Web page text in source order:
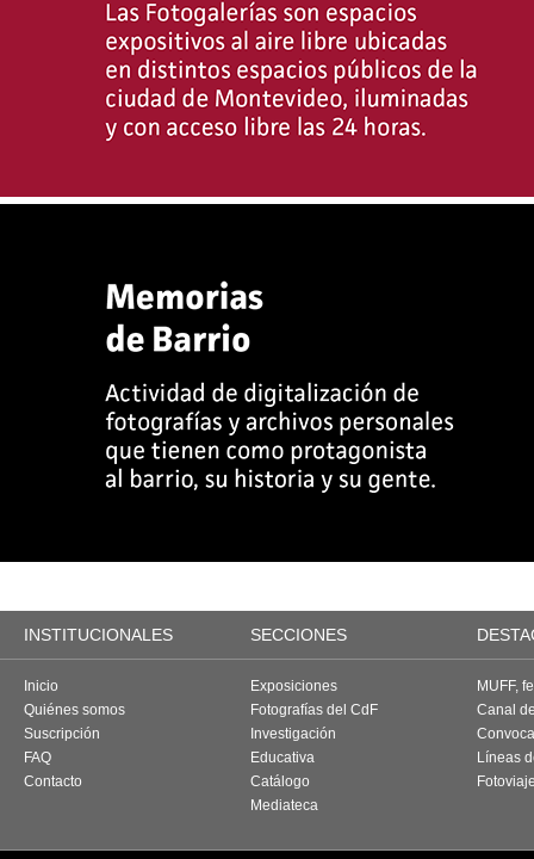
INSTITUCIONALES SECCIONES
Inicio
Quiénes somos
Suscripción
FAQ
Contacto
Exposiciones
Fotografías del CdF
Investigación
Educativa
Catálogo
Mediateca
MUFF,
Canal
Líneas